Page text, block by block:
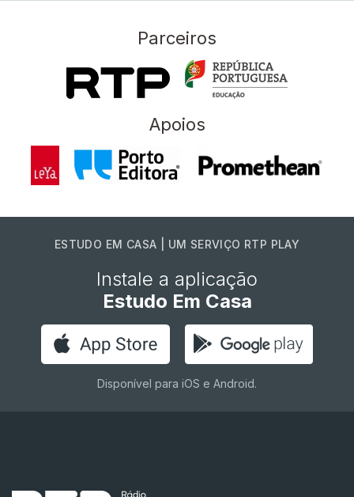
Parceiros
Apoios
ESTUDO EM CASA | UM SERVIÇO RTP PLAY
Instale a aplicação
Estudo Em Casa
Disponível para iOS e Android.